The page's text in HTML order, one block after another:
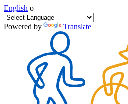
English o
Powered by Translate